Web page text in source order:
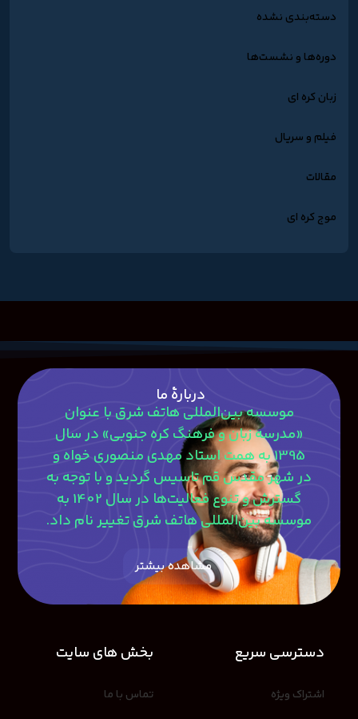
دسته‌بندی نشده
دوره‌ها و نشست‌ها
زبان کره ای
فیلم و سریال
مقالات
موج کره ای
دربارۀ ما
موسسه بین‌المللی هاتف شرق با عنوان
«مدرسه زبان و فرهنگ کره جنوبی» در سال
1395 به همت استاد مهدی منصوری‎ خواه و
در شهر مقدس قم تاسیس گردید و با توجه به
گسترش و تنوع فعالیت‌ها در سال 1402 به
موسسه بین‌المللی هاتف شرق تغییر نام داد.
مشاهده بیشتر
دسترسی سریع
اشتراک ویژه
بخش های سایت
تماس با ما